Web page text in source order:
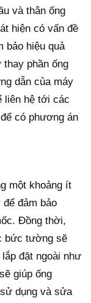
và thân ống
hiện có vấn đề
bảo hiệu quả
thay phần ống
dẫn của máy
liên hệ tới các
có phương án
một khoảng ít
đảm bảo
Đồng thời,
bức tường sẽ
đặt ngoài như
giúp ống
dụng và sửa